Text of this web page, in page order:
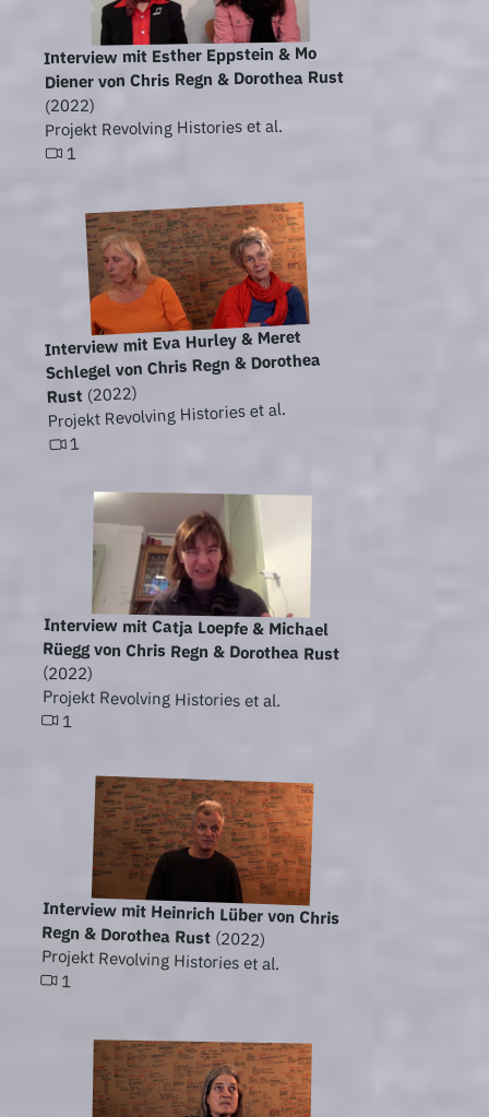
Interview mit Esther Eppstein & Mo
Diener von Chris Regn & Dorothea Rust
(2022)
Projekt Revolving Histories et al.
1
Interview mit Eva Hurley & Meret
Schlegel von Chris Regn & Dorothea
Rust (2022)
Projekt Revolving Histories et al.
1
Interview mit Catja Loepfe & Michael
Rüegg von Chris Regn & Dorothea Rust
(2022)
Projekt Revolving Histories et al.
1
Interview mit Heinrich Lüber von Chris
Regn & Dorothea Rust (2022)
Projekt Revolving Histories et al.
1